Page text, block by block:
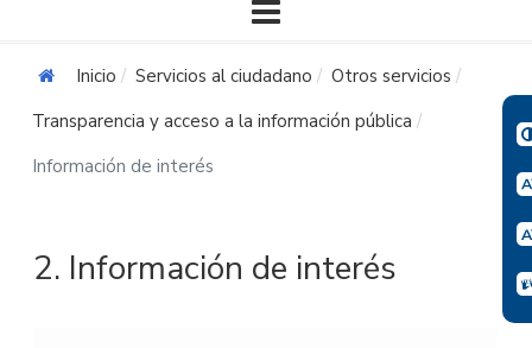
Inicio Servicios al ciudadano
Otros servicios
Transparencia y acceso a la información pública
Información de interés
2. Información de interés